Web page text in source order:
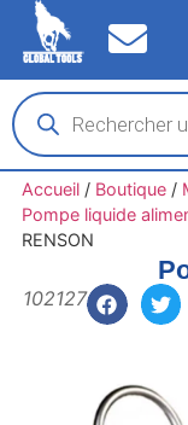
Accueil/ Boutique/
Pompe liquide
RENSON
102127